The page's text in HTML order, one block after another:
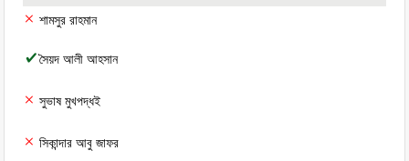
শামসুর রাহমান
সৈয়দ আলী আহসান
সুভাষ মুখপদ্ধই
সিকান্দার আবু জাফর